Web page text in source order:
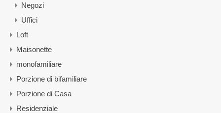
Negozi
Uffici
Loft
Maisonette
monofamiliare
Porzione di bifamiliare
Porzione di Casa
Residenziale